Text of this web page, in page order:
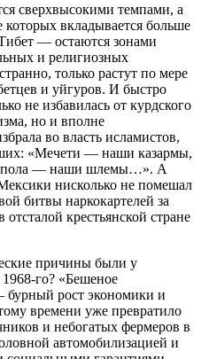
сверхвысокими темпами, а
вкладывается больше
— остаются зонами
и религиозных
только растут по мере
и уйгуров. И быстро
не избавилась от курдского
но и вполне
во власть исламистов,
«Мечети — наши казармы,
— наши шлемы…». А
нисколько не помешал
битвы наркокартелей за
крестьянской стране
причины были у
го? «Бешеное
бурный рост экономики и
времени уже превратило
и небогатых фермеров в
автомобилизацией и